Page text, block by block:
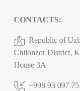
CONTACTS:
Republic of
Chilonzor District,
House 3A
+998 93 097